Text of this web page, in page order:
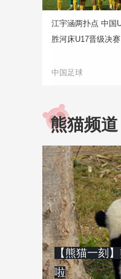
江宇涵两扑点 中国
胜河床U17晋级决赛
中国足球
熊猫频道
【熊猫一刻
啦